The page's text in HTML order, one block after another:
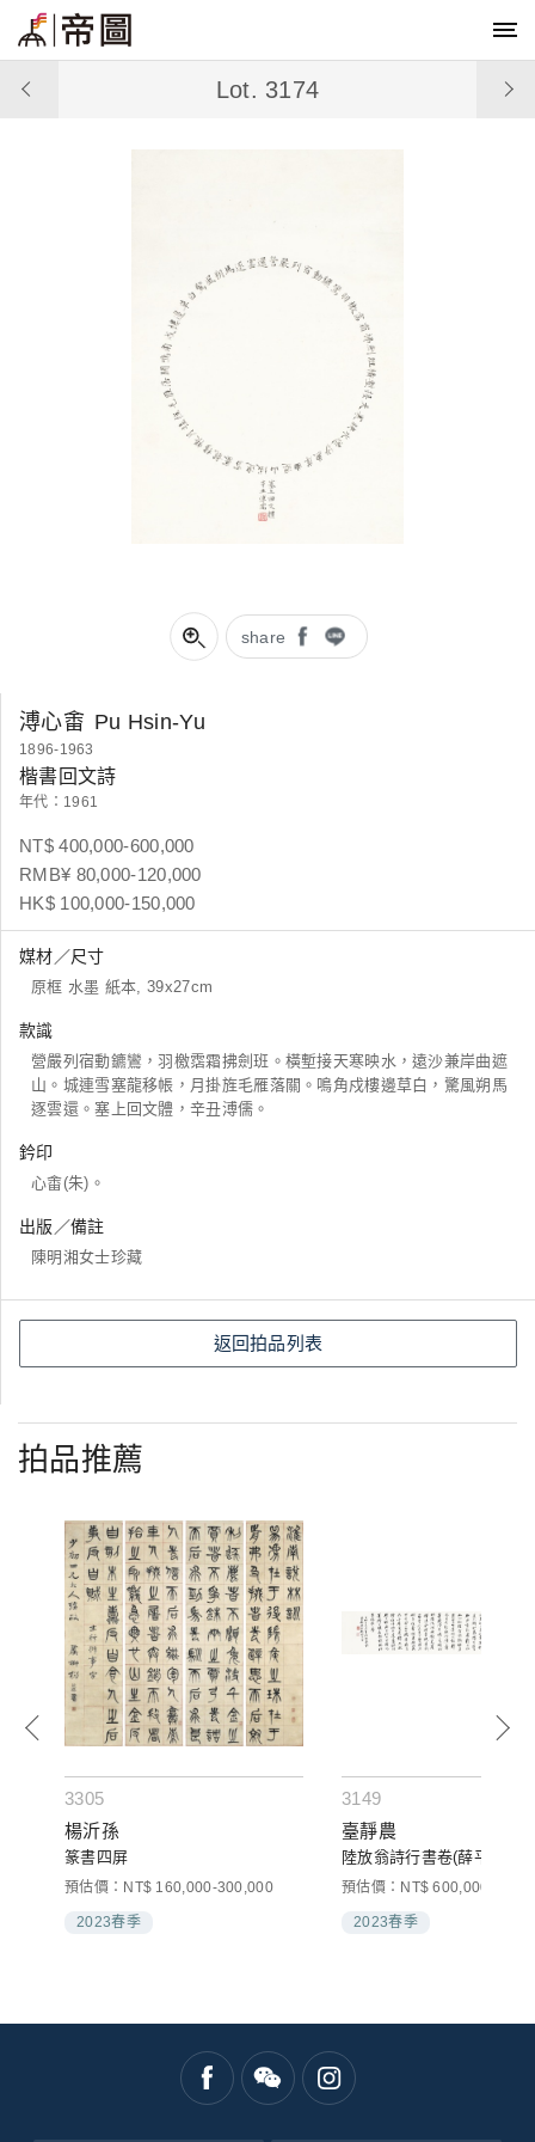
share
Lot. 3174
溥心畬 Pu Hsin-Yu
1896-1963
楷書回文詩
年代：1961
NT$ 400,000-600,000
RMB¥ 80,000-120,000
HK$ 100,000-150,000
媒材／尺寸
原框 水墨 紙本, 39x27cm
款識
營嚴列宿動鑣鸞，羽檄霑霜拂劍班。橫塹接天寒映水，遠沙兼岸曲遮
山。城連雪塞龍移帳，月掛旌毛雁落關。鳴角戍樓邊草白，驚風朔馬
逐雲還。塞上回文體，辛丑溥儒。
鈐印
心畬(朱)。
出版／備註
陳明湘女士珍藏
返回拍品列表
拍品推薦
3305
楊沂孫
篆書四屏
預估價：NT$ 160,000-300,000
2023春季
3149
臺靜農
陸放翁詩行書卷(薛平南題
預估價：NT$ 600,000-
2023春季